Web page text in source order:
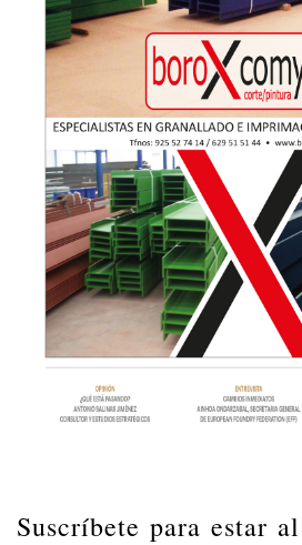
Suscríbete para estar